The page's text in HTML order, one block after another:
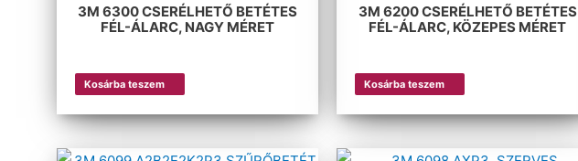
3M 6300 CSERÉLHETŐ BETÉTES
FÉL-ÁLARC, NAGY MÉRET
Kosárba teszem
3M 6200 CSERÉLHETŐ BETÉTES
FÉL-ÁLARC, KÖZEPES MÉRET
Kosárba teszem